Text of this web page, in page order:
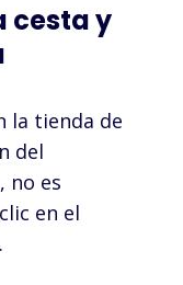
cesta y
la tienda de
del
no es
en el